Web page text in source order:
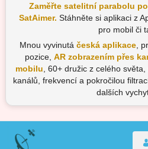
Zaměřte satelitní parabolu
SatAimer. Stáhněte si aplikaci z
pro mobil či
Mnou vyvinutá česká aplikace ,
pozice, AR zobrazením přes
mobilu , 60+ družic z celého
kanálů, frekvencí a pokročilou
dalších